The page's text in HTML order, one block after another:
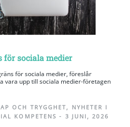
för sociala medier
för sociala medier, föreslår
vara upp till sociala medier-företagen
OCH TRYGGHET, NYHETER I
KOMPETENS - 3 JUNI, 2026